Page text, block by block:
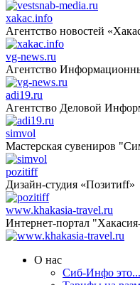
xakac.info
Агентство новостей
vg-news.ru
Агентство
adi19.ru
Агентство Деловой
simvol
Мастерская сувениров
pozitiff
Дизайн-студия «Позитиff»
www.khakasia-travel.ru
Интернет-портал
О нас
Сиб-Инфо это...